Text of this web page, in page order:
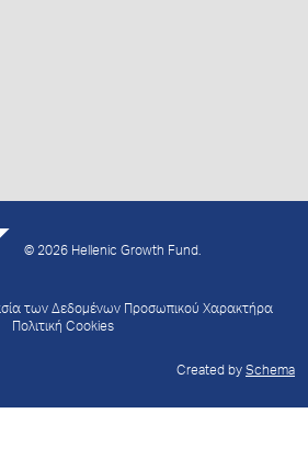
© 2026 Hellenic Growth Fund.
των Δεδομένων Προσωπικού Χαρακτήρα
Πολιτική Cookies
Created by Schema